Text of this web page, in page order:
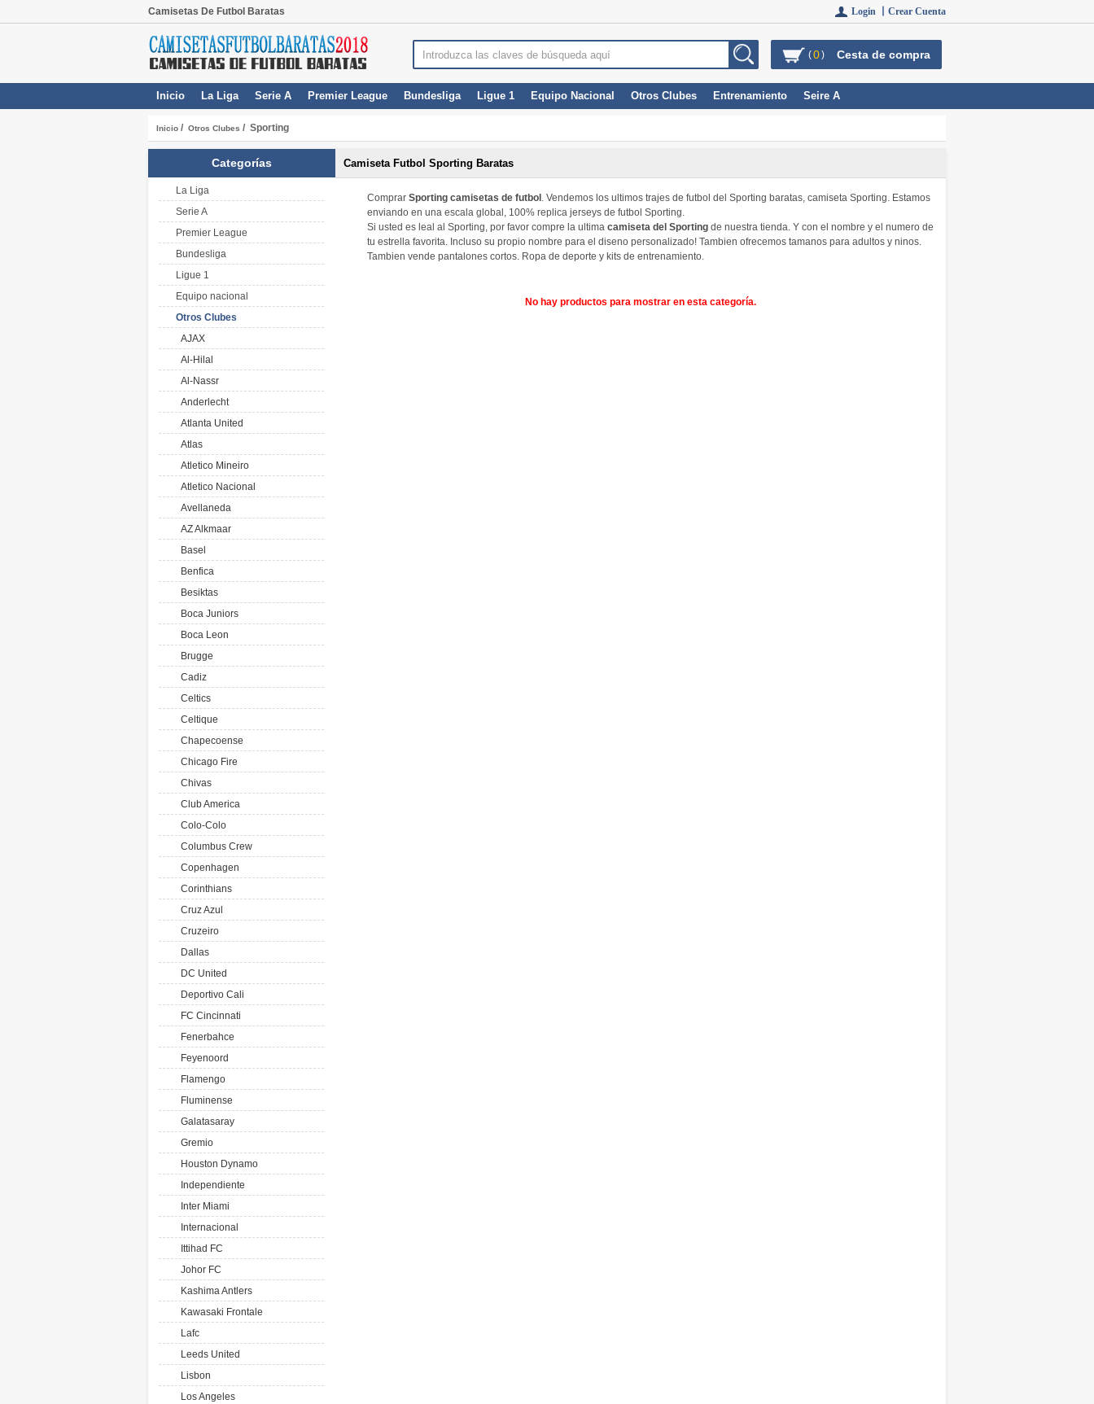
Camisetas De Futbol Baratas Login 丨 Crear Cuenta
(0) Cesta de compra
Inicio La Liga Serie A Premier League Bundesliga Ligue 1 Equipo Nacional Otros Clubes Entrenamiento Seire A
Inicio / Otros Clubes / Sporting
Categorías
La Liga
Serie A
Premier League
Bundesliga
Ligue 1
Equipo nacional
Otros Clubes
AJAX
Al-Hilal
Al-Nassr
Anderlecht
Atlanta United
Atlas
Atletico Mineiro
Atletico Nacional
Avellaneda
AZ Alkmaar
Basel
Benfica
Besiktas
Boca Juniors
Boca Leon
Brugge
Cadiz
Celtics
Celtique
Chapecoense
Chicago Fire
Chivas
Club America
Colo-Colo
Columbus Crew
Copenhagen
Corinthians
Cruz Azul
Cruzeiro
Dallas
DC United
Deportivo Cali
FC Cincinnati
Fenerbahce
Feyenoord
Flamengo
Fluminense
Galatasaray
Gremio
Houston Dynamo
Independiente
Inter Miami
Internacional
Ittihad FC
Johor FC
Kashima Antlers
Kawasaki Frontale
Lafc
Leeds United
Lisbon
Los Angeles
Camiseta Futbol Sporting Baratas
Comprar Sporting camisetas de futbol . Vendemos los ultimos trajes de futbol del Sporting baratas, camiseta Sporting. Estamos
enviando en una escala global, 100% replica jerseys de futbol Sporting.
Si usted es leal al Sporting, por favor compre la ultima camiseta del Sporting de nuestra tienda. Y con el nombre y el numero de
tu estrella favorita. Incluso su propio nombre para el diseno personalizado! Tambien ofrecemos tamanos para adultos y ninos.
Tambien vende pantalones cortos. Ropa de deporte y kits de entrenamiento.
No hay productos para mostrar en esta categoría.